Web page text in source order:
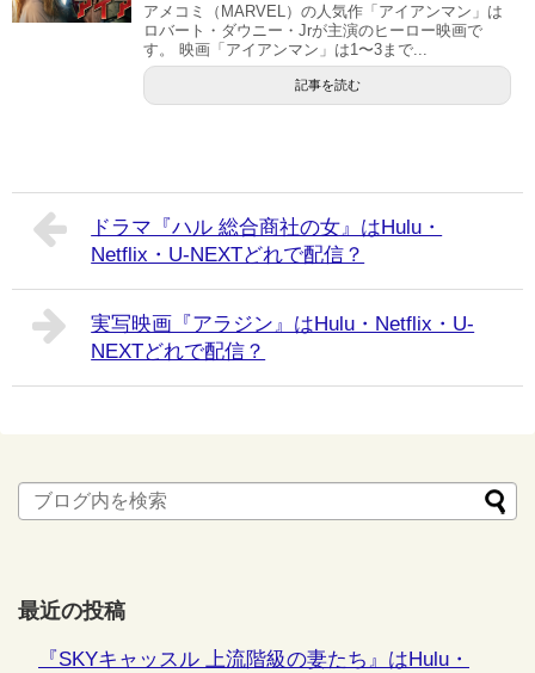
アメコミ（MARVEL）の人気作「アイアンマン」は
ロバート・ダウニー・Jrが主演のヒーロー映画で
す。 映画「アイアンマン」は1〜3まで...
記事を読む
ドラマ『ハル 総合商社の女』はHulu・
Netflix・U-NEXTどれで配信？
実写映画『アラジン』はHulu・Netflix・U-
NEXTどれで配信？
最近の投稿
『SKYキャッスル 上流階級の妻たち』はHulu・